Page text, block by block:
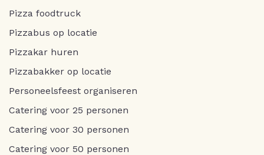
Pizza foodtruck
Pizzabus op locatie
Pizzakar huren
Pizzabakker op locatie
Personeelsfeest organiseren
Catering voor 25 personen
Catering voor 30 personen
Catering voor 50 personen